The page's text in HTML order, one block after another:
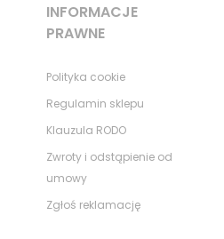
INFORMACJE
PRAWNE
Polityka cookie
Regulamin sklepu
Klauzula RODO
Zwroty i odstąpienie od
umowy
Zgłoś reklamację